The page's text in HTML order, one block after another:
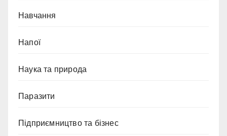
Навчання
Напої
Наука та природа
Паразити
Підприємництво та бізнес